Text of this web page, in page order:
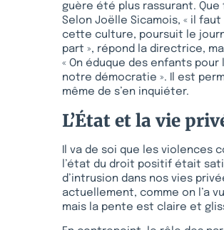
guère été plus rassurant.
Selon Joëlle Sicamois, « il
cette culture, poursuit le
part », répond la directrice,
« On éduque des enfants
notre démocratie ». Il est
même de s’en inquiéter.
L’État et la vie
Il va de soi que les
l’état du droit positif était
d’intrusion dans nos vies
actuellement, comme on l’a
mais la pente est claire et